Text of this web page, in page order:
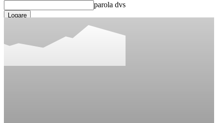
parola dvs
Ați uitat parola? obține ajutor
Recuperați-vă parola